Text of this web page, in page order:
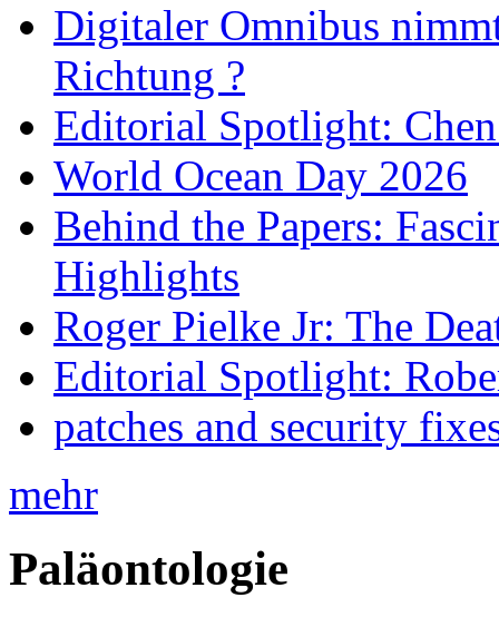
Digitaler Omnibus
Richtung ?
Editorial Spotlight:
World Ocean Day 2026
Behind the Papers:
Highlights
Roger Pielke Jr: The
Editorial Spotlight:
patches and security
mehr
Paläontologie